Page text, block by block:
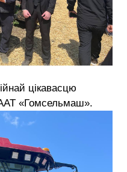
цікавасцю
«Гомсельмаш».